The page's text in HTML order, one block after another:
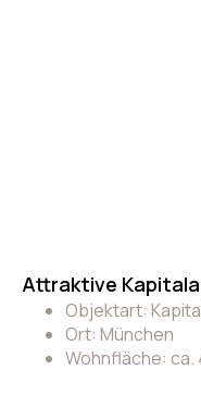
Attraktive
Objektart:
Ort: München
Wohnfläche: ca.